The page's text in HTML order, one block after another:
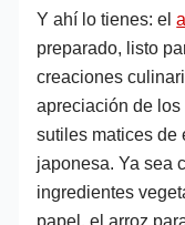
Y ahí lo tienes: el
preparado, listo
creaciones
apreciación de
sutiles matices de
japonesa. Ya sea
ingredientes
papel, el arroz